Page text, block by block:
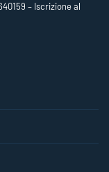
– Iscrizione al